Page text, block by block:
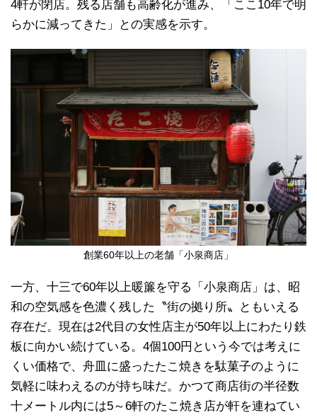
4軒が閉店。残る店舗も高齢化が進み、「ここ10年で明
らかに減ってきた」との実感を示す。
創業60年以上の老舗「小泉商店」
一方、十三で60年以上暖簾を守る「小泉商店」は、昭
和の空気感を色濃く残した〝街の拠り所〟ともいえる
存在だ。現在は2代目の女性店主が50年以上にわたり鉄
板に向かい続けている。4個100円という今では考えに
くい価格で、舟皿に盛ったたこ焼きを駄菓子のように
気軽に味わえるのが持ち味だ。かつて商店街の半径数
十メートル内には5～6軒のたこ焼き店が軒を連ねてい